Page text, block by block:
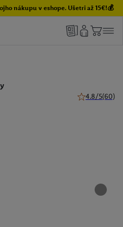
nákupu v eshope. Ušetri až 15€!💰
4.8/5(60)